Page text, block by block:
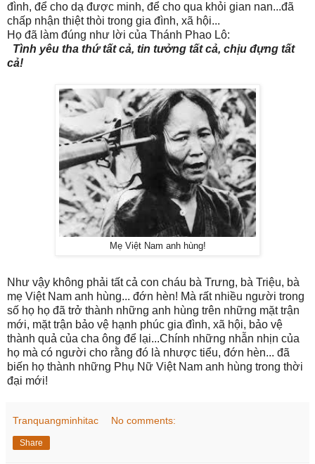
đình, để cho dạ được minh, để cho qua khỏi gian nan...đã
chấp nhận thiệt thòi trong gia đình, xã hội...
Họ đã làm đúng như lời của Thánh Phao Lô:
Tình yêu tha thứ tất cả, tin tưởng tất cả, chịu đựng tất
cả!
Mẹ Việt Nam anh hùng!
Như vậy không phải tất cả con cháu bà Trưng, bà Triệu, bà
mẹ Việt Nam anh hùng... đớn hèn! Mà rất nhiều người trong
số họ họ đã trở thành những anh hùng trên những mặt trận
mới, mặt trận bảo vệ hạnh phúc gia đình, xã hội, bảo vệ
thành quả của cha ông để lại...Chính những nhẫn nhịn của
họ mà có người cho rằng đó là nhược tiểu, đớn hèn... đã
biến họ thành những Phụ Nữ Việt Nam anh hùng trong thời
đại mới!
Tranquangminhitac No comments:
Share